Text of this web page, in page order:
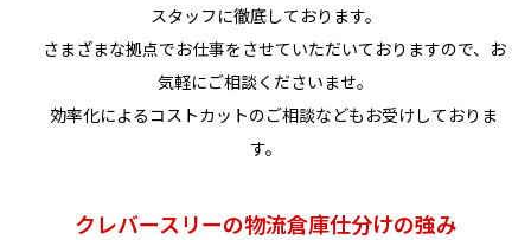
スタッフに徹底しております。
さまざまな拠点でお仕事をさせていただいておりますので、お
気軽にご相談くださいませ。
効率化によるコストカットのご相談などもお受けしておりま
す。
クレバースリーの物流倉庫仕分けの強み